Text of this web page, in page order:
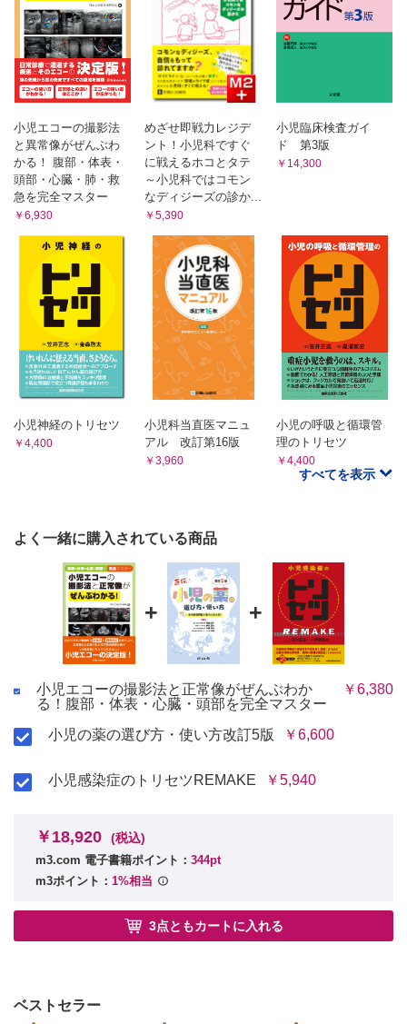
小児エコーの撮影法
と異常像がぜんぶわ
かる！ 腹部・体表・
頭部・心臓・肺・救
急を完全マスター
￥6,930
めざせ即戦力レジデ
ント！小児科ですぐ
に戦えるホコとタテ
～小児科ではコモン
なディジーズの診か...
￥5,390
小児臨床検査ガイ
ド 第3版
￥14,300
小児神経のトリセツ
￥4,400
小児科当直医マニュ
アル 改訂第16版
￥3,960
小児の呼吸と循環管
理のトリセツ
￥4,400
すべてを表示
よく一緒に購入されている商品
+ +
小児エコーの撮影法と正常像がぜんぶわか
る！腹部・体表・心臓・頭部を完全マスター
￥6,380
小児の薬の選び方・使い方改訂5版 ￥6,600
小児感染症のトリセツREMAKE ￥5,940
￥18,920 (税込)
m3.com 電子書籍ポイント： 344pt
m3ポイント： 1%相当
3点ともカートに入れる
ベストセラー